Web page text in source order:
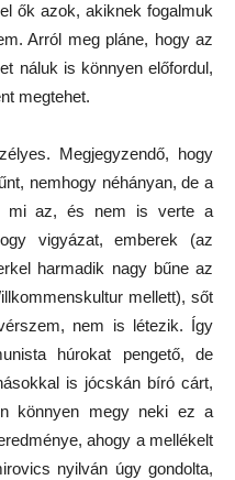
ők azok, akiknek fogalmuk
Arról meg pláne, hogy az
náluk is könnyen előfordul,
megtehet.
Megjegyzendő, hogy
nemhogy néhányan, de a
mi az, és nem is verte a
vigyázat, emberek (az
harmadik nagy bűne az
mellett), sőt
nem is létezik. Így
húrokat pengető, de
is jócskán bíró cárt,
könnyen megy neki ez a
ahogy a mellékelt
nyilván úgy gondolta,